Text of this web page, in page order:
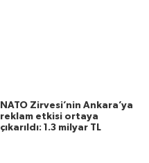
NATO Zirvesi’nin Ankara’ya
reklam etkisi ortaya
çıkarıldı: 1.3 milyar TL